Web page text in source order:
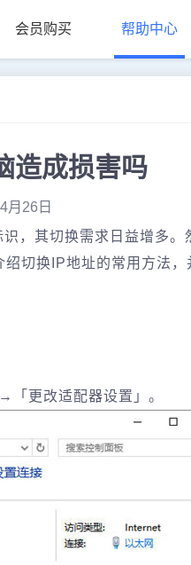
会员购买 帮助中心
造成损害吗
月26日
，其切换需求日益增多。
切换IP地址的常用方法，
更改适配器设置」。